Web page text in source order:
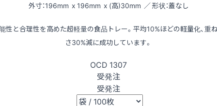
外寸：196mm x 196mm x (高)30mm ／ 形状：蓋なし
性と合理性を高めた超軽量の食品トレー。平均10%ほどの軽量化、重
さ30%減に成功しています。
OCD 1307
受発注
受発注